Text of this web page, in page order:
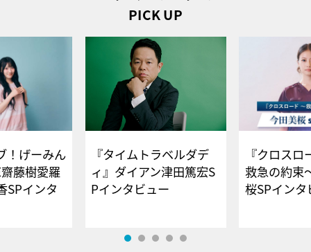
PICK UP
！げーみん
藤樹愛羅
SPインタ
『タイムトラベルダデ
ィ』ダイアン津田篤宏S
Pインタビュー
『クロス
救急の約束
桜SPイ